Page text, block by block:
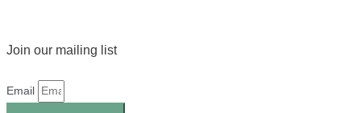
Join our mailing list
Email